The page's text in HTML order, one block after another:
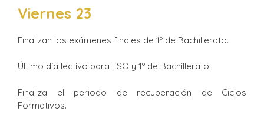
Viernes 23
Finalizan los exámenes finales de 1º de Bachillerato.
Último día lectivo para ESO y 1º de Bachillerato.
Finaliza el periodo de recuperación de Ciclos
Formativos.